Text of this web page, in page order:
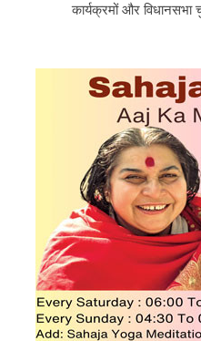
कार्यक्रमों और विधानसभा